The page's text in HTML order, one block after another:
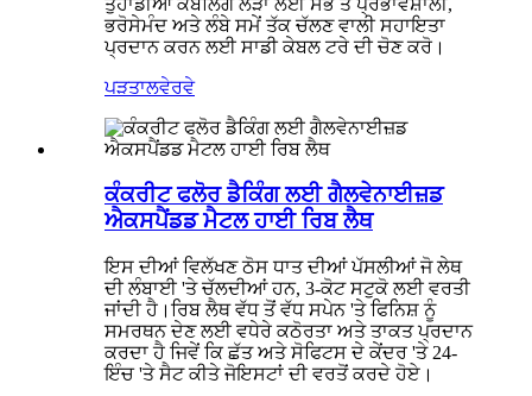
ਭਰੋਸੇਮੰਦ ਅਤੇ ਲੰਬੇ ਸਮੇਂ ਤੱਕ ਚੱਲਣ ਵਾਲੀ ਸਹਾਇਤਾ
ਪ੍ਰਦਾਨ ਕਰਨ ਲਈ ਸਾਡੀ ਕੇਬਲ ਟਰੇ ਦੀ ਚੋਣ ਕਰੋ।
ਪੜਤਾਲਵੇਰਵੇ
ਕੰਕਰੀਟ ਫਲੋਰ ਡੈਕਿੰਗ ਲਈ ਗੈਲਵੇਨਾਈਜ਼ਡ
ਐਕਸਪੈਂਡਡ ਮੈਟਲ ਹਾਈ ਰਿਬ ਲੈਥ
ਇਸ ਦੀਆਂ ਵਿਲੱਖਣ ਠੋਸ ਧਾਤ ਦੀਆਂ ਪੱਸਲੀਆਂ ਜੋ ਲੇਥ
ਦੀ ਲੰਬਾਈ 'ਤੇ ਚੱਲਦੀਆਂ ਹਨ, 3-ਕੋਟ ਸਟੁਕੋ ਲਈ ਵਰਤੀ
ਜਾਂਦੀ ਹੈ।ਰਿਬ ਲੈਥ ਵੱਧ ਤੋਂ ਵੱਧ ਸਪੇਨ 'ਤੇ ਫਿਨਿਸ਼ ਨੂੰ
ਸਮਰਥਨ ਦੇਣ ਲਈ ਵਧੇਰੇ ਕਠੋਰਤਾ ਅਤੇ ਤਾਕਤ ਪ੍ਰਦਾਨ
ਕਰਦਾ ਹੈ ਜਿਵੇਂ ਕਿ ਛੱਤ ਅਤੇ ਸੋਫਿਟਸ ਦੇ ਕੇਂਦਰ 'ਤੇ 24-
ਇੰਚ 'ਤੇ ਸੈਟ ਕੀਤੇ ਜੋਇਸਟਾਂ ਦੀ ਵਰਤੋਂ ਕਰਦੇ ਹੋਏ।